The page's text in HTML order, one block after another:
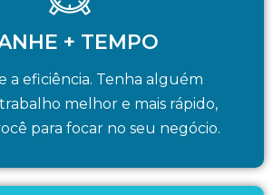
+ TEMPO
a eficiência. Tenha alguém
melhor e mais rápido,
para focar no seu negócio.